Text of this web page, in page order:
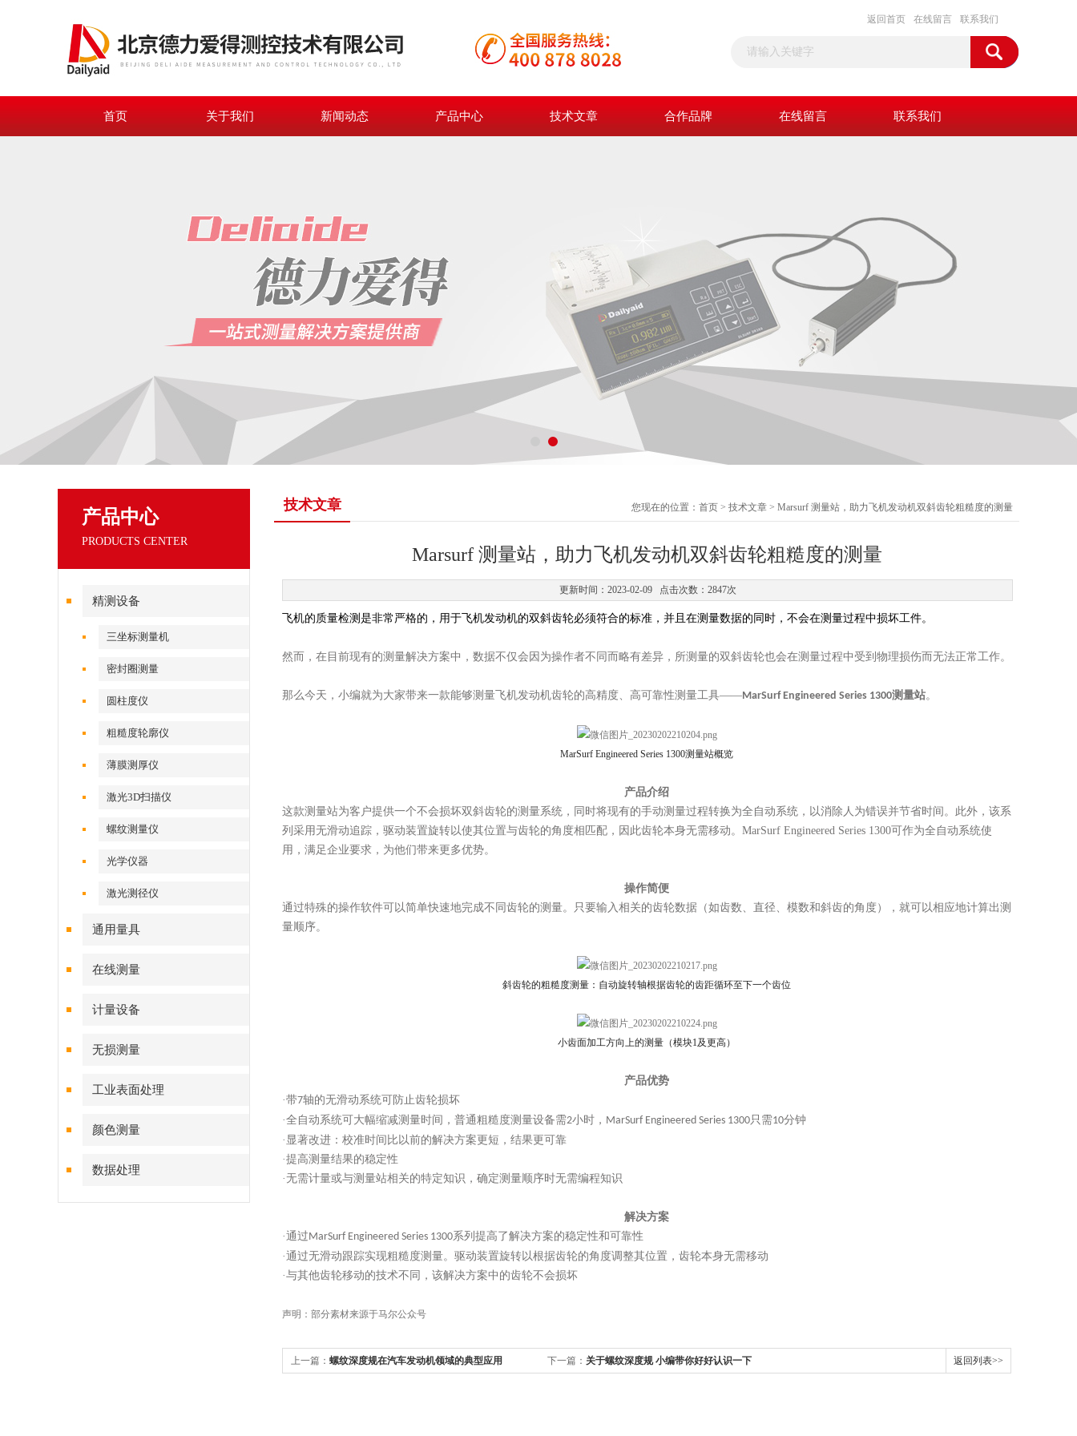
返回首页 在线留言 联系我们
首页 关于我们 新闻动态 产品中心 技术文章 合作品牌 在线留言 联系我们
产品中心
PRODUCTS CENTER
精测设备
三坐标测量机
密封圈测量
圆柱度仪
粗糙度轮廓仪
薄膜测厚仪
激光3D扫描仪
螺纹测量仪
光学仪器
激光测径仪
通用量具
在线测量
计量设备
无损测量
工业表面处理
颜色测量
数据处理
技术文章 您现在的位置： 首页 > 技术文章 > Marsurf 测量站，助力飞机发动机双斜齿轮粗糙度的测量
Marsurf 测量站，助力飞机发动机双斜齿轮粗糙度的测量
更新时间：2023-02-09 点击次数：2847次
飞机的质量检测是非常严格的，用于飞机发动机的双斜齿轮必须符合的标准，并且在测量数据的同时，不会在测量过程中损坏工件。
然而，在目前现有的测量解决方案中，数据不仅会因为操作者不同而略有差异，所测量的双斜齿轮也会在测量过程中受到物理损伤而无法正常工作。
那么今天，小编就为大家带来一款能够测量飞机发动机齿轮的高精度、高可靠性测量工具——MarSurf Engineered Series 1300测量站。
MarSurf Engineered Series 1300测量站概览
产品介绍
这款测量站为客户提供一个不会损坏双斜齿轮的测量系统，同时将现有的手动测量过程转换为全自动系统，以消除人为错误并节省时间。此外，该系
列采用无滑动追踪，驱动装置旋转以使其位置与齿轮的角度相匹配，因此齿轮本身无需移动。 MarSurf Engineered Series 1300可作为全自动系统使
用，满足企业要求，为他们带来更多优势。
操作简便
通过特殊的操作软件可以简单快速地完成不同齿轮的测量。只要输入相关的齿轮数据（如齿数、直径、模数和斜齿的角度），就可以相应地计算出测
量顺序。
斜齿轮的粗糙度测量：自动旋转轴根据齿轮的齿距循环至下一个齿位
小齿面加工方向上的测量（模块1及更高）
产品优势
·带7轴的无滑动系统可防止齿轮损坏
·全自动系统可大幅缩减测量时间，普通粗糙度测量设备需2小时， MarSurf Engineered Series 1300只需10分钟
·显著改进：校准时间比以前的解决方案更短，结果更可靠
·提高测量结果的稳定性
·无需计量或与测量站相关的特定知识，确定测量顺序时无需编程知识
解决方案
·通过MarSurf Engineered Series 1300系列提高了解决方案的稳定性和可靠性
·通过无滑动跟踪实现粗糙度测量。驱动装置旋转以根据齿轮的角度调整其位置，齿轮本身无需移动
·与其他齿轮移动的技术不同，该解决方案中的齿轮不会损坏
声明：部分素材来源于马尔公众号
上一篇： 螺纹深度规在汽车发动机领域的典型应用 下一篇： 关于螺纹深度规 小编带你好好认识一下 返回列表>>